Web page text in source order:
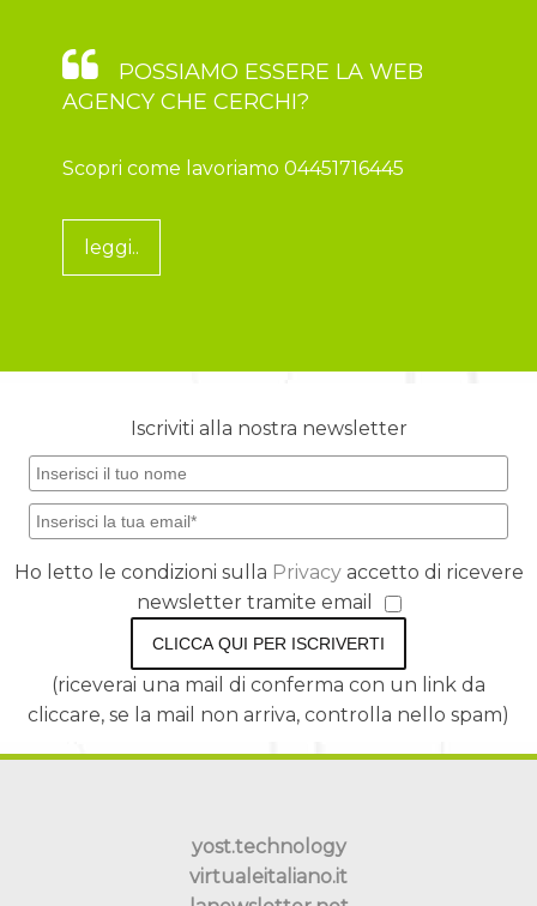
POSSIAMO ESSERE LA WEB
AGENCY CHE CERCHI?
Scopri come lavoriamo 04451716445
leggi..
Iscriviti alla nostra newsletter
Ho letto le condizioni sulla Privacy accetto di ricevere
newsletter tramite email
CLICCA QUI PER ISCRIVERTI
(riceverai una mail di conferma con un link da
cliccare, se la mail non arriva, controlla nello spam)
yost.technology
virtualeitaliano.it